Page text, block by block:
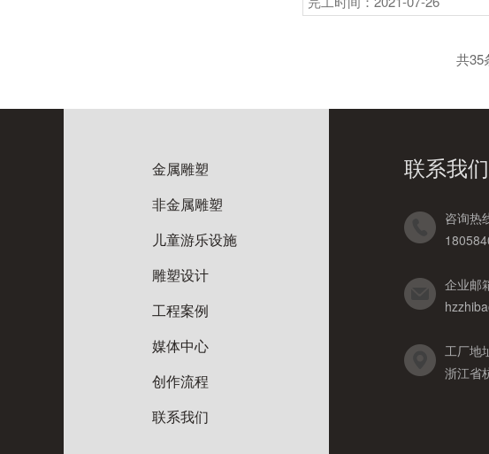
共35
金属雕塑
非金属雕塑
儿童游乐设施
雕塑设计
工程案例
媒体中心
创作流程
联系我们
联系我们
咨询热
企业邮
工厂地
浙江省